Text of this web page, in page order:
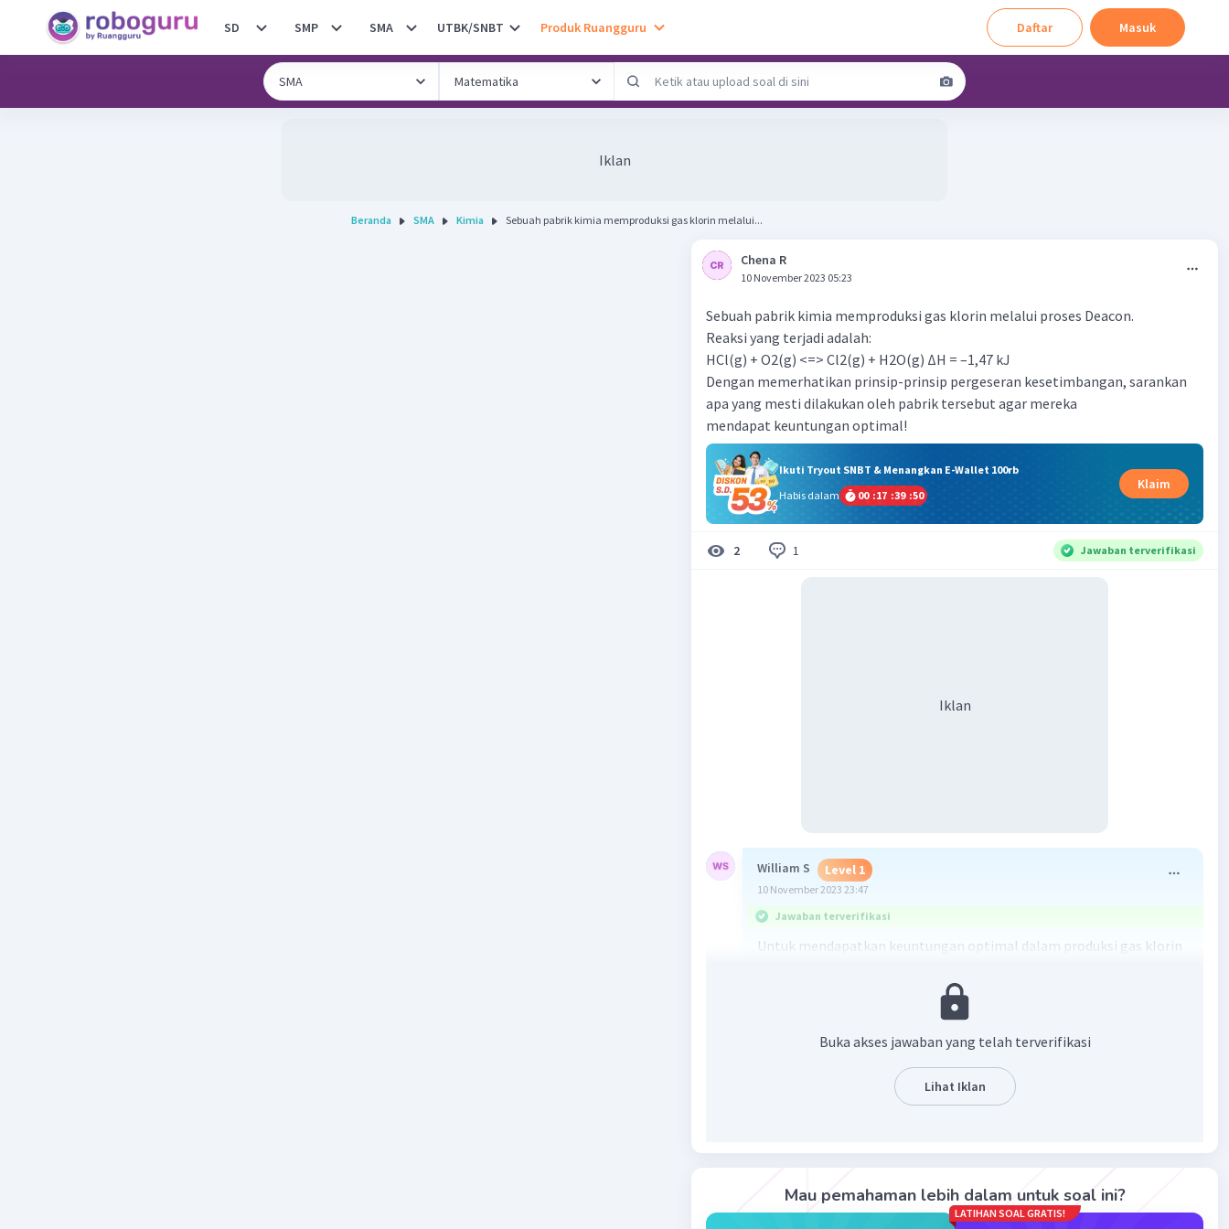
SD SMP SMA UTBK/SNBT Produk Ruangguru Daftar Masuk
Iklan
Beranda SMA Kimia Sebuah pabrik kimia memproduksi gas klorin melalui...
Chena R
10 November 2023 05:23
Sebuah pabrik kimia memproduksi gas klorin melalui proses Deacon.
Reaksi yang terjadi adalah:
HCl(g) + O2(g) <=> Cl2(g) + H2O(g) ∆H = –1,47 kJ
Dengan memerhatikan prinsip-prinsip pergeseran kesetimbangan, sarankan
apa yang mesti dilakukan oleh pabrik tersebut agar mereka
Ikuti Tryout SNBT & Menangkan E-Wallet 100rb
Habis dalam
00 :17 :39 :49
Klaim
2 1 Jawaban terverifikasi
Iklan
William S Level 1
10 November 2023 23:47
Jawaban terverifikasi
Untuk mendapatkan keuntungan optimal dalam produksi gas klorin
1. Menjaga suhu optimal: Reaksi Deacon menghasilkan gas klorin
yang lebih banyak pada suhu yang lebih rendah. Oleh karena itu,
pabrik dapat mempertahankan suhu yang rendah untuk
meningkatkan hasil produksi gas klorin.
dapat mempertimbangkan penggunaan tekanan yang lebih tinggi
untuk meningkatkan hasil produksi.
Buka akses jawaban yang telah terverifikasi
Lihat Iklan
Mau pemahaman lebih dalam untuk soal ini?
LATIHAN SOAL GRATIS!